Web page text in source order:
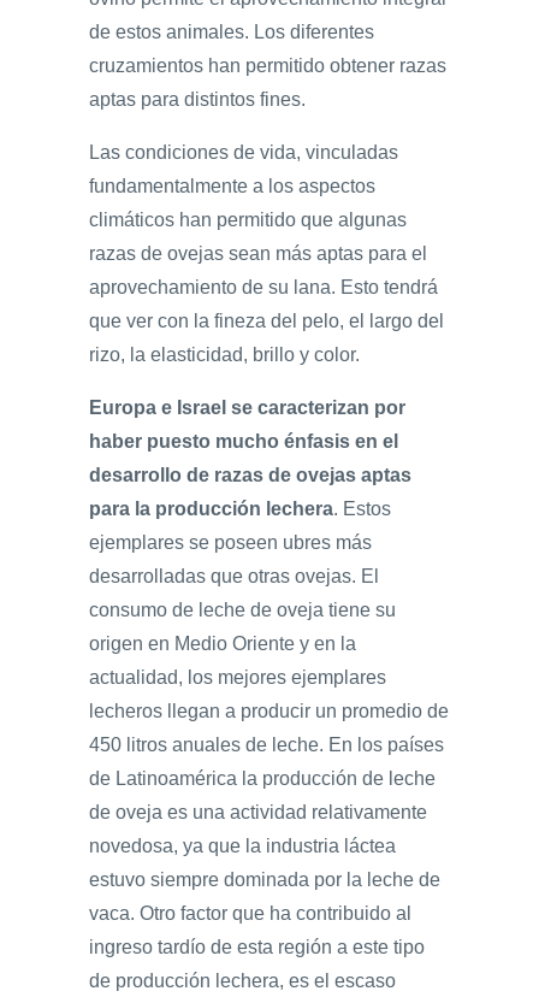
de estos animales. Los diferentes
cruzamientos han permitido obtener razas
aptas para distintos fines.
Las condiciones de vida, vinculadas
fundamentalmente a los aspectos
climáticos han permitido que algunas
razas de ovejas sean más aptas para el
aprovechamiento de su lana. Esto tendrá
que ver con la fineza del pelo, el largo del
rizo, la elasticidad, brillo y color.
Europa e Israel se caracterizan por
haber puesto mucho énfasis en e
desarrollo de razas de ovejas aptas
para la producción lechera. Estos
ejemplares se poseen ubres más
desarrolladas que otras ovejas. El
consumo de leche de oveja tiene su
origen en Medio Oriente y en la
actualidad, los mejores ejemplares
lecheros llegan a producir un promedio de
450 litros anuales de leche. En los países
de Latinoamérica la producción de leche
de oveja es una actividad relativamente
novedosa, ya que la industria láctea
estuvo siempre dominada por la leche de
vaca. Otro factor que ha contribuido al
ingreso tardío de esta región a este tipo
de producción lechera, es el escaso